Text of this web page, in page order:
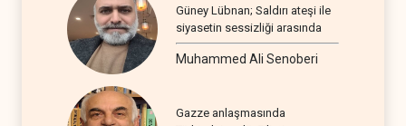
Güney Lübnan; Saldırı ateşi ile
siyasetin sessizliği arasında
Muhammed Ali Senoberi
Gazze anlaşmasında